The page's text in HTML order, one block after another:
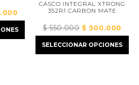
El
precio
actual
$ 282.000.
CASCO INTEGRAL XTRONG
352R1 CARBON MATE
$550.000 El
precio
original
$500.000El
SELECCIONAR OPCIONES